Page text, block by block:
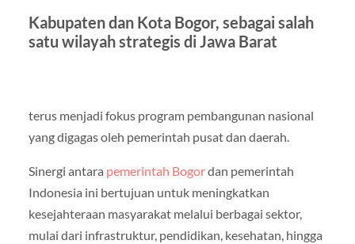
Kabupaten dan Kota Bogor, sebagai salah
satu wilayah strategis di Jawa Barat
terus menjadi fokus program pembangunan nasional
yang digagas oleh pemerintah pusat dan daerah.
Sinergi antara pemerintah Bogordan pemerintah
Indonesia ini bertujuan untuk meningkatkan
kesejahteraan masyarakat melalui berbagai sektor,
mulai dari infrastruktur, pendidikan, kesehatan, hingga